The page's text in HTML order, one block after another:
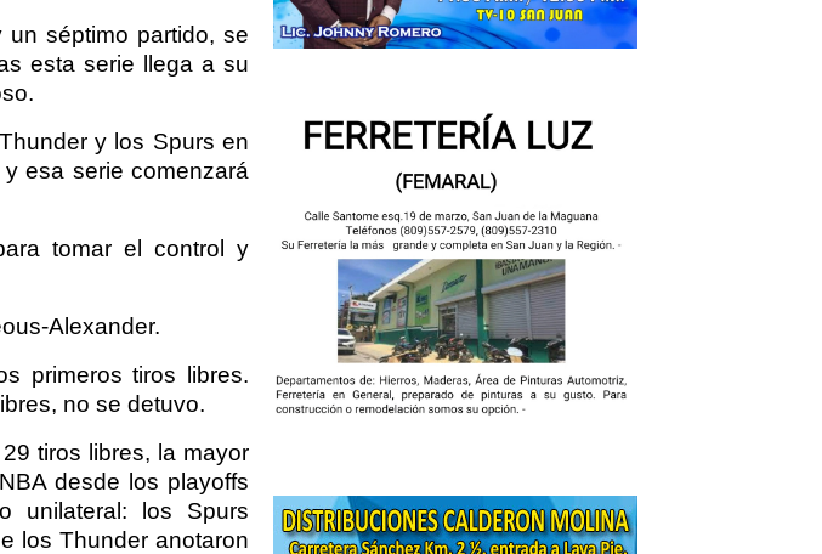
séptimo partido, se
esta serie llega a su
y los Spurs en
esa serie comenzará
tomar el control y
Alexander.
primeros tiros libres.
no se detuvo.
tiros libres, la mayor
desde los playoffs
unilateral: los Spurs
los Thunder anotaron